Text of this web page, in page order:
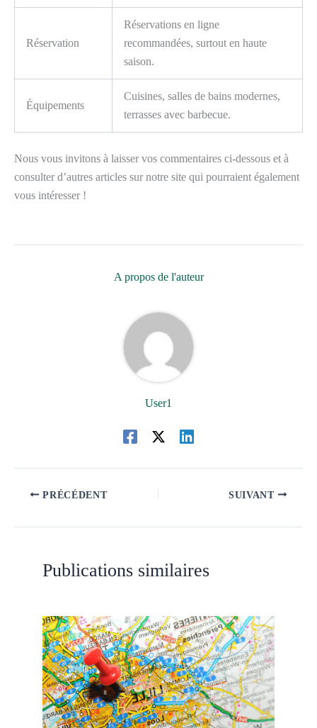
Réservation
Réservations en ligne
recommandées, surtout en haute
saison.
Équipements
Cuisines, salles de bains modernes,
terrasses avec barbecue.
Nous vous invitons à laisser vos commentaires ci-dessous et à
consulter d’autres articles sur notre site qui pourraient également
vous intéresser !
A propos de l'auteur
User1
PRÉCÉDENT SUIVANT
Publications similaires